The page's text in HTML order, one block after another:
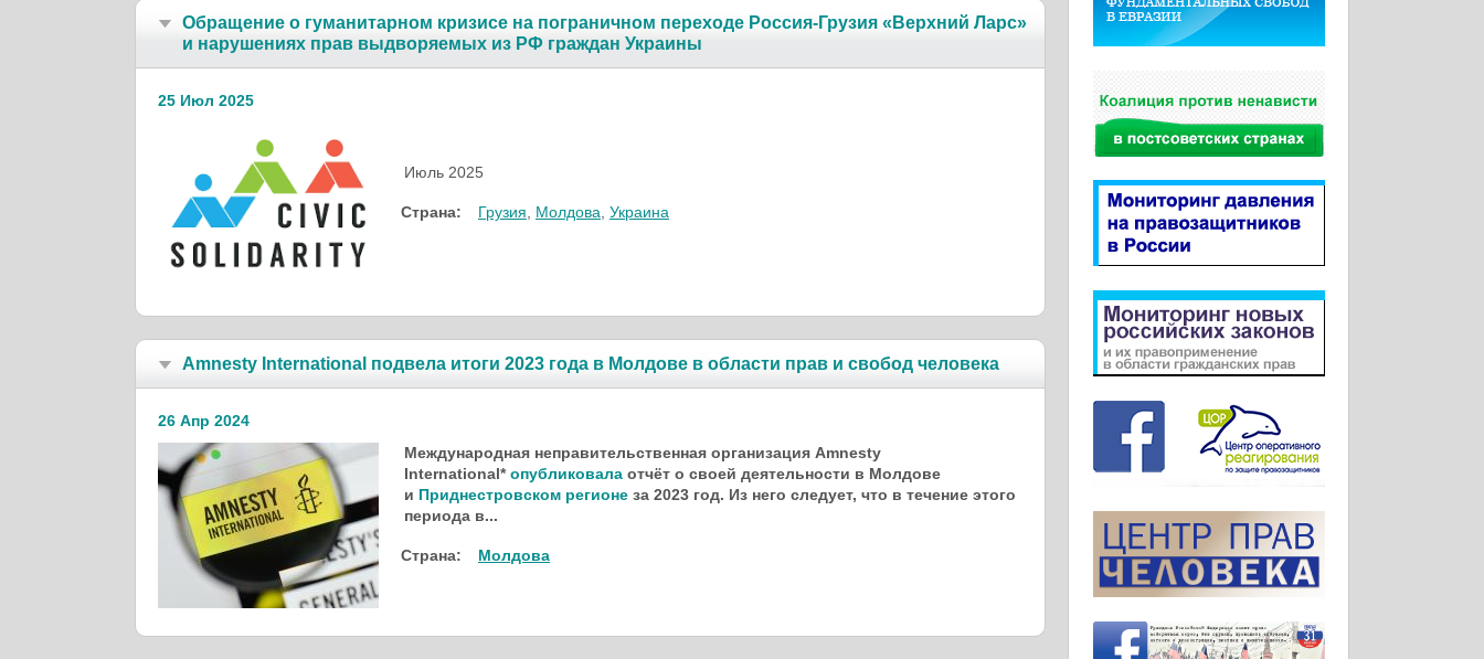
Обращение о гуманитарном кризисе на пограничном переходе Россия-Грузия «Верхний Ларс»
и нарушениях прав выдворяемых из РФ граждан Украины
25 Июл 2025
Июль 2025
Страна: Грузия Молдова Украина
Amnesty International подвела итоги 2023 года в Молдове в области прав и свобод человека
26 Апр 2024
Международная неправительственная организация Amnesty
International*опубликовала отчёт о своей деятельности в Молдове
и Приднестровском регионе за 2023 год. Из него следует, что в течение этого
периода в...
Страна: Молдова